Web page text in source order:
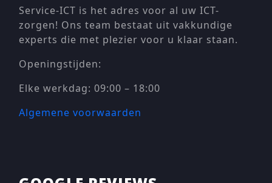
Service-ICT is het adres voor al uw ICT-
zorgen! Ons team bestaat uit vakkundige
experts die met plezier voor u klaar staan.
Openingstijden:
Elke werkdag: 09:00 – 18:00
Algemene voorwaarden